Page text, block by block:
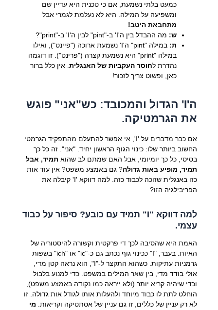
כמעט בלתי נשמעת, אם כי טכנית היא עדיין שם
ומשפיעה על המילה. היא לא נעלמת לגמרי אבל
מתחבאת היטב!
ש: מה ההבדל בין ה'I' ב-"pint" לבין ה'I' ב-"print"?
ת:
במילה "pint" ה'I' נשמעת ארוכה ("פיינט"), ואילו
במילה "print" היא נשמעת קצרה ("פרינט"). זו דוגמה
נהדרת לחוסר העקביות של האנגלית. אין כלל ברור
כאן, ופשוט צריך לזכור!
ה'I' הגדול והמכובד: כש"אני" פוגש
את הגרמטיקה.
אם כבר מדברים על 'I', אי אפשר להתעלם מהתפקיד הגרמטי
החשוב ביותר שלו: כינוי הגוף הראשון יחיד. "אני". זה כל כך
בסיסי, כל כך יומיומי, אבל האם שמתם לב שהוא תמיד, אבל
תמיד, מופיע באות גדולה? גם באמצע משפט? אין עוד אות
כזו באנגלית שזוכה לכבוד כזה. למה דווקא 'I' קיבלה את
הפריבילגיה הזו?
למה דווקא "I" תמיד עם כובע? סיפור על כבוד
עצמי.
האמת היא שהסיבה לכך די פרקטית וקשורה להיסטוריה של
האיות. בעבר, "I" ככינוי גוף נכתב גם כ-"ic" או "ich" בשפות
גרמניות עתיקות. כשהוא התקצר ל-"I", הוא נראה קטן מדי,
אולי בודד מדי, בין שאר המילים במשפט. כדי למנוע בלבול
וכדי שיהיה קריא יותר (ולא ייראה כמו נקודה באמצע משפט),
הוחלט לתת לו כבוד מיוחד ולהעלות אותו לגודל אות גדולה. זו
לא רק עניין של כללים, זו גם עניין של אסתטיקה וקריאות. מי